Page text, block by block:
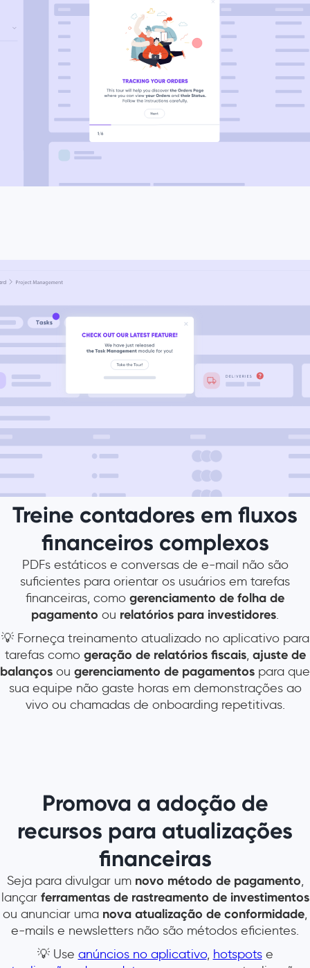
Treine contadores em fluxos
financeiros complexos
PDFs estáticos e conversas de e-mail não são
suficientes para orientar os usuários em tarefas
financeiras, como gerenciamento de folha de
pagamento ou relatórios para investidores.
💡 Forneça treinamento atualizado no aplicativo para
tarefas como geração de relatórios fiscais, ajuste de
balanços ou gerenciamento de pagamentos para que
sua equipe não gaste horas em demonstrações ao
vivo ou chamadas de onboarding repetitivas.
Promova a adoção de
recursos para atualizações
financeiras
Seja para divulgar um novo método de pagamento,
lançarferramentas de rastreamento de investimentos
ou anunciar uma nova atualização de conformidade,
e-mails e newsletters não são métodos eficientes.
💡 Use anúncios no aplicativo, hotspotse